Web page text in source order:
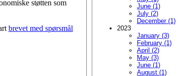
støtten som
brevet med spørsmål
June (1)
July (2)
December (1)
2023
January (3)
February (1)
April (2)
May (3)
June (1)
August (1)